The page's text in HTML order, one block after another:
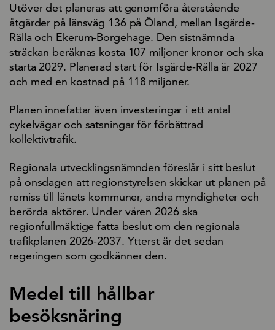
Utöver det planeras att genomföra återstående
åtgärder på länsväg 136 på Öland, mellan Isgärde-
Rälla och Ekerum-Borgehage. Den sistnämnda
sträckan beräknas kosta 107 miljoner kronor och ska
starta 2029. Planerad start för Isgärde-Rälla är 2027
och med en kostnad på 118 miljoner.
Planen innefattar även investeringar i ett antal
cykelvägar och satsningar för förbättrad
kollektivtrafik.
Regionala utvecklingsnämnden föreslår i sitt beslut
på onsdagen att regionstyrelsen skickar ut planen på
remiss till länets kommuner, andra myndigheter och
berörda aktörer. Under våren 2026 ska
regionfullmäktige fatta beslut om den regionala
trafikplanen 2026-2037. Ytterst är det sedan
regeringen som godkänner den.
Medel till hållbar
besöksnäring